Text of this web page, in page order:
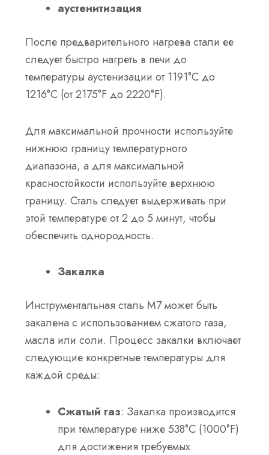
аустенитизация
После предварительного нагрева стали ее
следует быстро нагреть в печи до
температуры аустенизации от 1191°C до
1216°C (от 2175°F до 2220°F).
Для максимальной прочности используйте
нижнюю границу температурного
диапазона, а для максимальной
красностойкости используйте верхнюю
границу. Сталь следует выдерживать при
этой температуре от 2 до 5 минут, чтобы
обеспечить однородность.
Закалка
Инструментальная сталь М7 может быть
закалена с использованием сжатого газа,
масла или соли. Процесс закалки включает
следующие конкретные температуры для
каждой среды:
Сжатый газ: Закалка производится
при температуре ниже 538°C (1000°F)
для достижения требуемых